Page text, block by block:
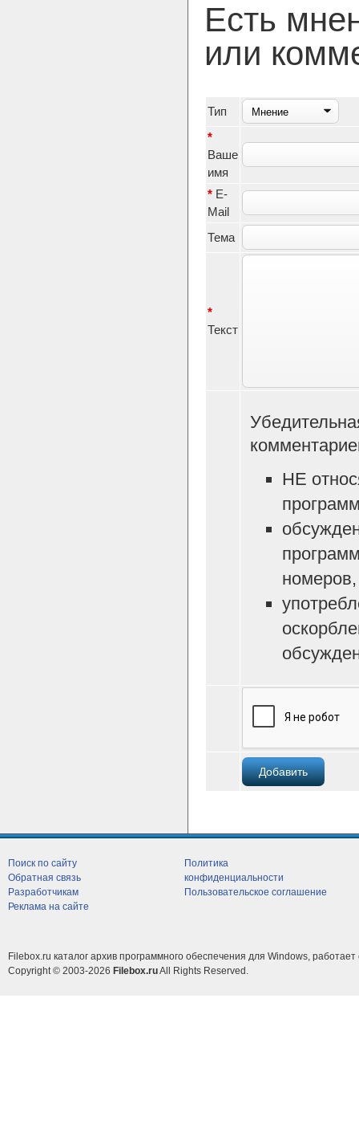
Есть
или
Тип
*
Ваше
имя
* E-
Mail
Тема
*
Текст
НЕ
Поиск по сайту
Обратная связь
Разработчикам
Реклама на сайте
Политика
конфиденциальности
Пользовательское соглашение
Filebox.ru каталог архив программного обеспечения для Windows, работает
Copyright © 2003-2026 Filebox.ruAll Rights Reserved.